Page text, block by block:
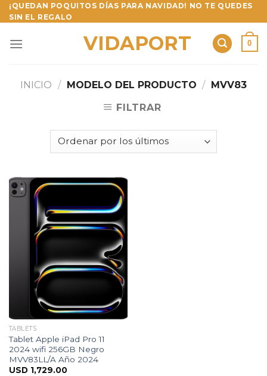
Skip
to
¡QUEDAN POQUITOS DÍAS PARA NAVIDAD! NO TE QUEDES
SIN EL REGALO
VIDAPORT 0
INICIO / MODELO DEL PRODUCTO / MVV83
FILTRAR
TABLETS
Tablet Apple iPad Pro 11
2024 wifi 256GB Negro
MVV83LL/A Año 2024
USD 1,729.00